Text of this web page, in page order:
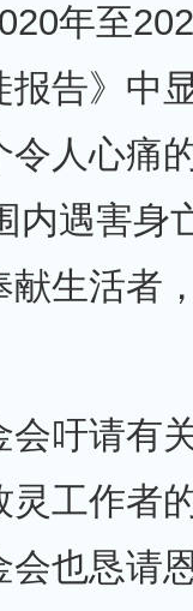
年至
报告》中
令人心痛
内遇害身
献生活者
会吁请有
灵工作者
会也恳请